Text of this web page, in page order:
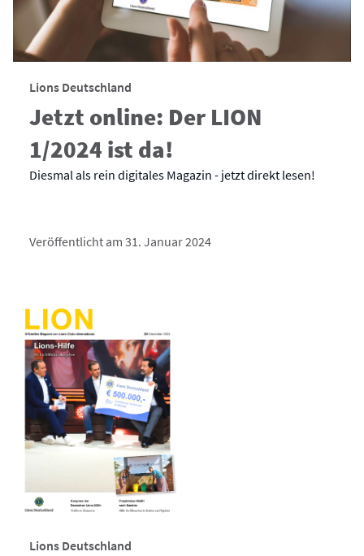
Lions Deutschland
Jetzt online: Der LION
1/2024 ist da!
Diesmal als rein digitales Magazin - jetzt direkt lesen!
Veröffentlicht am 31. Januar 2024
Lions Deutschland